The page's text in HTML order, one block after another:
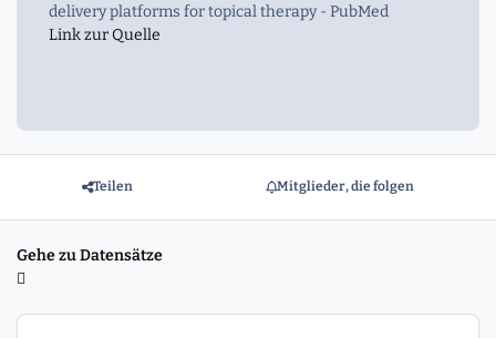
delivery platforms for topical therapy - PubMed
Link zur Quelle
Teilen Mitglieder, die folgen
Gehe zu Datensätze